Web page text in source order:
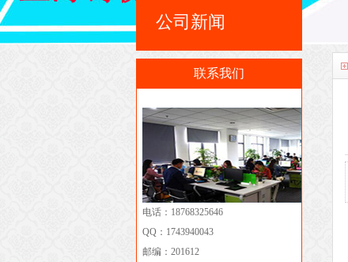
公司新闻
联系我们
电话：18768325646
QQ：1743940043
邮编：201612